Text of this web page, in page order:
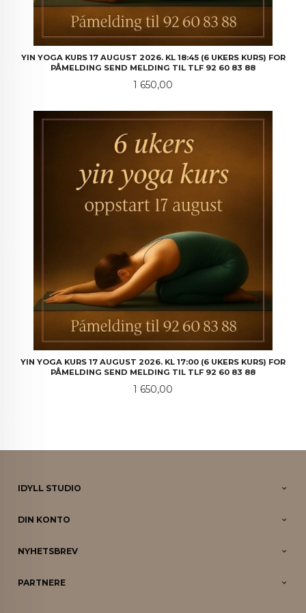
YIN YOGA KURS 17 AUGUST 2026. KL 18:45 (6 UKERS KURS) FOR
PÅMELDING SEND MELDING TIL TLF 92 60 83 88
Pris
1 650,00
YIN YOGA KURS 17 AUGUST 2026. KL 17:00 (6 UKERS KURS) FOR
PÅMELDING SEND MELDING TIL TLF 92 60 83 88
Pris
1 650,00
IDYLL STUDIO
DIN KONTO
NYHETSBREV
PARTNERE